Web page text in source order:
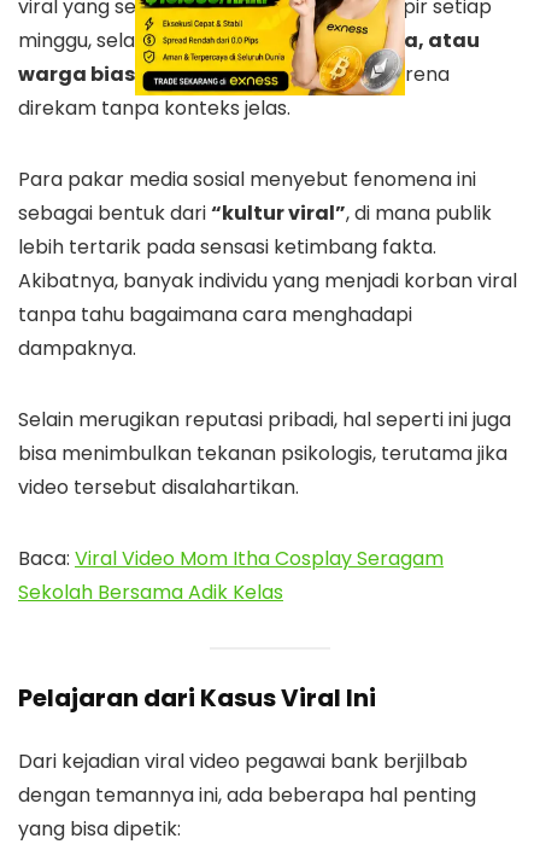
viral yang sering muncul di internet. Hampir setiap
minggu, selalu adavideo pegawai, siswa, atau
warga biasa yang mendadak viralkarena
direkam tanpa konteks jelas.
Para pakar media sosial menyebut fenomena ini
sebagai bentuk dari“kultur viral”, di mana publik
lebih tertarik pada sensasi ketimbang fakta.
Akibatnya, banyak individu yang menjadi korban viral
tanpa tahu bagaimana cara menghadapi
dampaknya.
Selain merugikan reputasi pribadi, hal seperti ini juga
bisa menimbulkan tekanan psikologis, terutama jika
video tersebut disalahartikan.
Baca: Viral Video Mom Itha Cosplay Seragam
Sekolah Bersama Adik Kelas
Pelajaran dari Kasus Viral Ini
Dari kejadian viral video pegawai bank berjilbab
dengan temannya ini, ada beberapa hal penting
yang bisa dipetik: